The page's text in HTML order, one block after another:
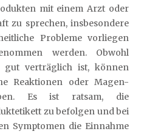
mit einem Arzt oder
zu sprechen, insbesondere
Probleme vorliegen
werden. Obwohl
gut verträglich ist, können
Reaktionen oder Magen-
Es ist ratsam, die
zu befolgen und bei
Symptomen die Einnahme